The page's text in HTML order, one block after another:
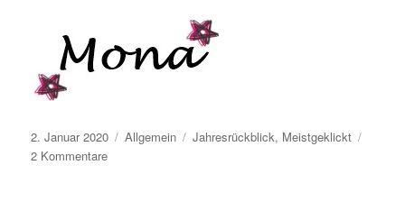
Veröffentlicht
am
2. Januar 2020 Kategorien
Allgemein Schlagwörter
Jahresrückblick, Meistgeklickt
2 Kommentarezu